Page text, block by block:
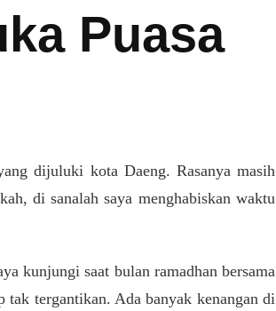
Puasa
dijuluki kota Daeng. Rasanya masih
di sanalah saya menghabiskan waktu
kunjungi saat bulan ramadhan bersama
tak tergantikan. Ada banyak kenangan di